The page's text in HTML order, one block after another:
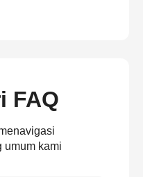
FAQ
umum kami